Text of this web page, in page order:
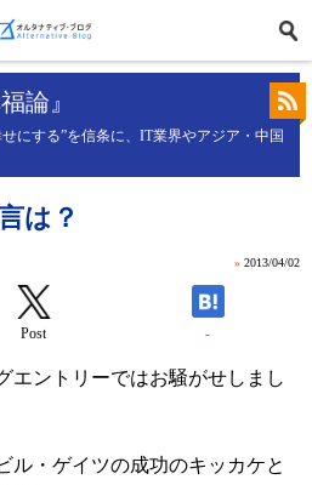
論』
にする”を信条に、IT業界やアジア・中国
は？
» 2013/04/02
Post -
エントリーではお騒がせしまし
ル・ゲイツの成功のキッカケと